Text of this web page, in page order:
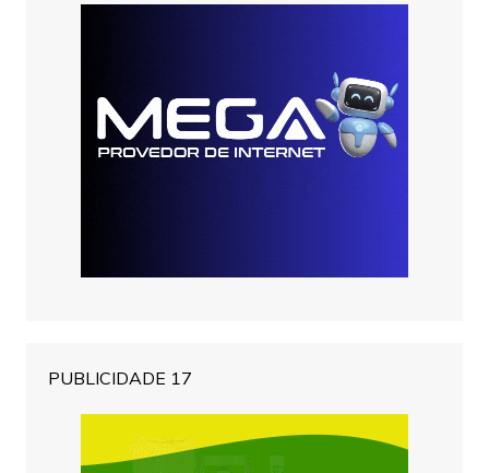
PUBLICIDADE 17